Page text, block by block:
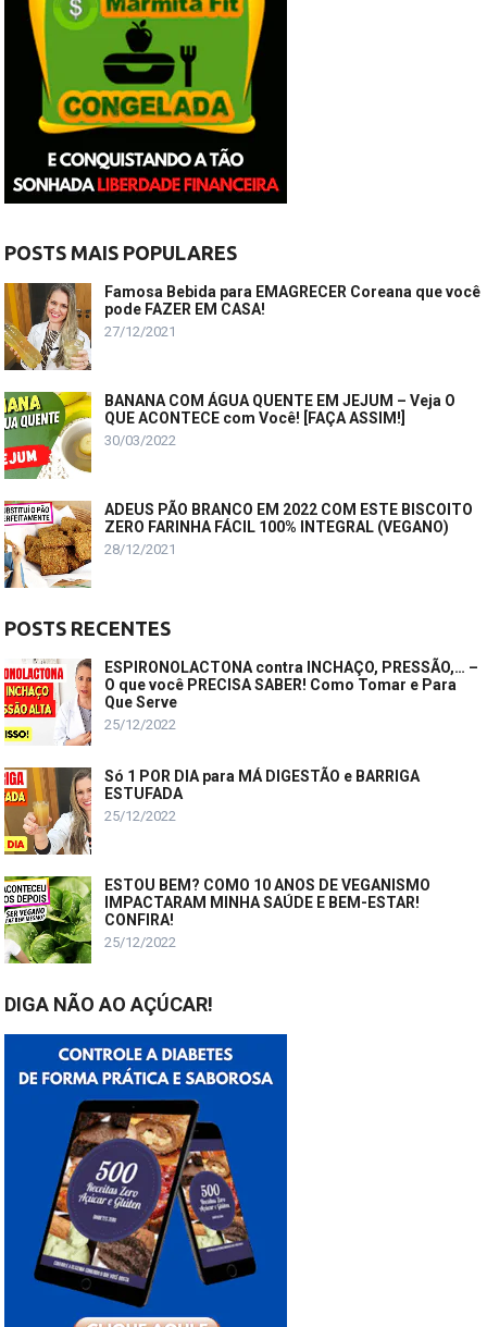
POSTS MAIS POPULARES
Famosa Bebida para EMAGRECER Coreana que você
pode FAZER EM CASA!
27/12/2021
BANANA COM ÁGUA QUENTE EM JEJUM – Veja O
QUE ACONTECE com Você! [FAÇA ASSIM!]
30/03/2022
ADEUS PÃO BRANCO EM 2022 COM ESTE BISCOITO
ZERO FARINHA FÁCIL 100% INTEGRAL (VEGANO)
28/12/2021
POSTS RECENTES
ESPIRONOLACTONA contra INCHAÇO, PRESSÃO,… –
O que você PRECISA SABER! Como Tomar e Para
Que Serve
25/12/2022
Só 1 POR DIA para MÁ DIGESTÃO e BARRIGA
ESTUFADA
25/12/2022
ESTOU BEM? COMO 10 ANOS DE VEGANISMO
IMPACTARAM MINHA SAÚDE E BEM-ESTAR!
CONFIRA!
25/12/2022
DIGA NÃO AO AÇÚCAR!